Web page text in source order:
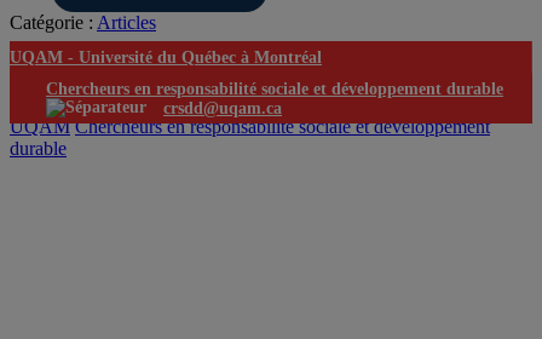
Catégorie : Articles
UQAM - Université du Québec à Montréal
Chercheurs en responsabilité sociale et développement durable
crsdd@uqam.ca
UQAM Chercheurs en responsabilité sociale et développement
durable